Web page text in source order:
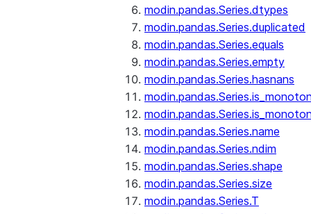
modin.pandas.Series.dtypes
modin.pandas.Series.duplicated
modin.pandas.Series.equals
modin.pandas.Series.empty
modin.pandas.Series.hasnans
modin.pandas.Series.name
modin.pandas.Series.ndim
modin.pandas.Series.shape
modin.pandas.Series.size
modin.pandas.Series.T